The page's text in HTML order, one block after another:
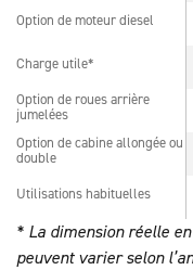
Option de moteur diesel
Charge utile*
Option de roues arrière
jumelées
Option de cabine allongée ou
double
Utilisations habituelles
Option de moteur diesel
Charge utile*
Option de roues arrière
jumelées
Option de cabine allongée ou
double
Utilisations habituelles
* La dimension réelle
peuvent varier selon